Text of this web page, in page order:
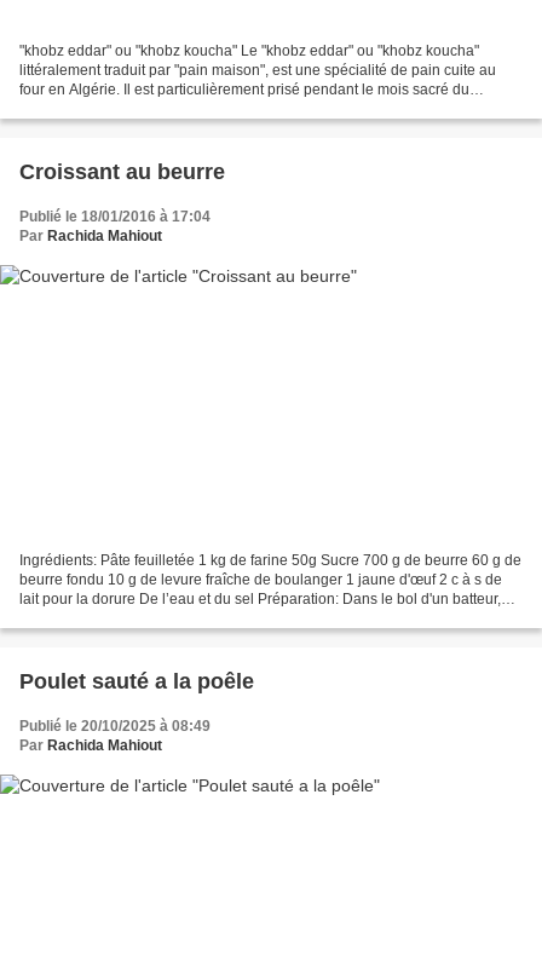
"khobz eddar" ou "khobz koucha" Le "khobz eddar" ou "khobz koucha"
littéralement traduit par "pain maison", est une spécialité de pain cuite au
four en Algérie. Il est particulièrement prisé pendant le mois sacré du
Croissant au beurre
Publié le 18/01/2016 à 17:04
Par Rachida Mahiout
Ingrédients: Pâte feuilletée 1 kg de farine 50g Sucre 700 g de beurre 60 g de
beurre fondu 10 g de levure fraîche de boulanger 1 jaune d'œuf 2 c à s de
lait pour la dorure De l’eau et du sel Préparation: Dans le bol d'un batteur,
Poulet sauté a la poêle
Publié le 20/10/2025 à 08:49
Par Rachida Mahiout